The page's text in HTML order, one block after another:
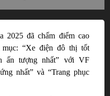
2025 đã chấm điểm cao
mục: “Xe điện đô thị tốt
ấn tượng nhất” với VF
nhất” và “Trang phục